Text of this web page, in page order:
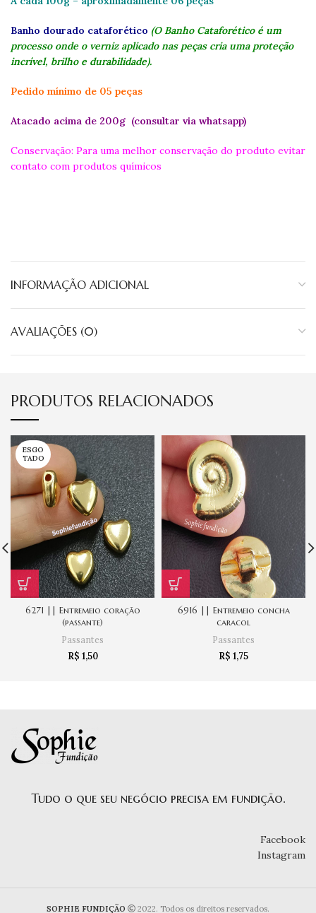
Banho dourado cataforético (O Banho Cataforético é um
processo onde o verniz aplicado nas peças cria uma proteção
incrível, brilho e durabilidade).
Pedido mínimo de 05 peças
Atacado acima de 200g (consultar via whatsapp)
Conservação: Para uma melhor conservação do produto evitar
contato com produtos químicos
INFORMAÇÃO ADICIONAL
AVALIAÇÕES (0)
PRODUTOS RELACIONADOS
ESGO
TADO
6271 || Entremeio coração
(passante)
Passantes
R$ 1,50
6916 || Entremeio concha
caracol
Passantes
R$ 1,75
Tudo o que seu negócio precisa em fundição.
Facebook
Instagram
SOPHIE FUNDIÇÃO 2022. Todos os direitos reservados.